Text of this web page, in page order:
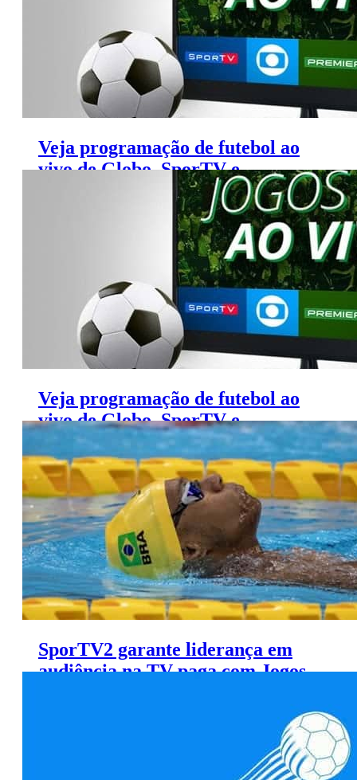
Veja programação de futebol ao
vivo de Globo, SporTV e
Premiere (7 a 10 de setembro)
Veja programação de futebol ao
vivo de Globo, SporTV e
Premiere (4 a 6 de setembro)
SporTV2 garante liderança em
audiência na TV paga com Jogos